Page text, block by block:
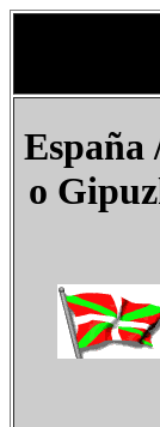
España
o